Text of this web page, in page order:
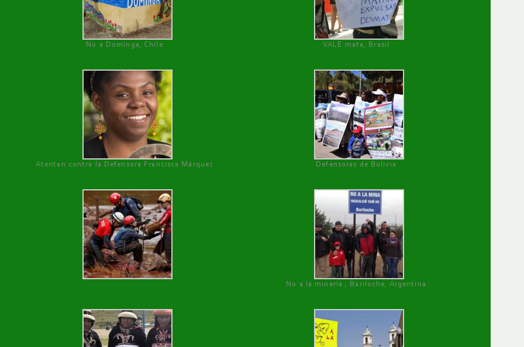
No a Dominga, Chile
VALE mata, Brasil
Atentan contra la Defensora Francisca Márquez Defensoras de Bolivia
No a la minería , Bariloche, Argentina